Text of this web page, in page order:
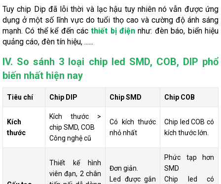
Tuy chip Dip đã lỗi thời và lạc hậu tuy nhiên nó vẫn được ứng
dụng ở một số lĩnh vực do tuổi thọ cao và cường độ ánh sáng
mạnh. Có thể kể đến cácthiết bị điện như: đèn báo, biển hiệu
quảng cáo, đèn tín hiệu, ......
IV. So sánh 3 loại chip led SMD, COB, DIP phổ
biến nhất hiện nay
Tiêu chí Chip DIP Chip SMD Chip COB
Kích
thước
Kích thước >
chip SMD, COB
Công nghệ cũ
Có kích thước
nhỏ nhất
Chip led COB có
kích thước lớn.
Thiết kế hình
viên đạn, 2 chân
Đơn giản.
Led được gắn
Phức tạp hơn
SMD
Chip led có